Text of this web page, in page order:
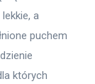
a
puchem
których